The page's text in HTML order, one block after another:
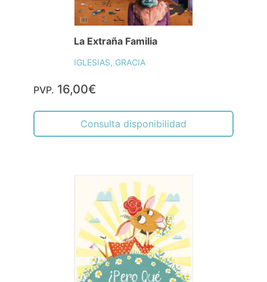
La Extraña Familia
IGLESIAS, GRACIA
PVP. 16,00€
Consulta disponibilidad